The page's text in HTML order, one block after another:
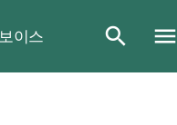
보이스